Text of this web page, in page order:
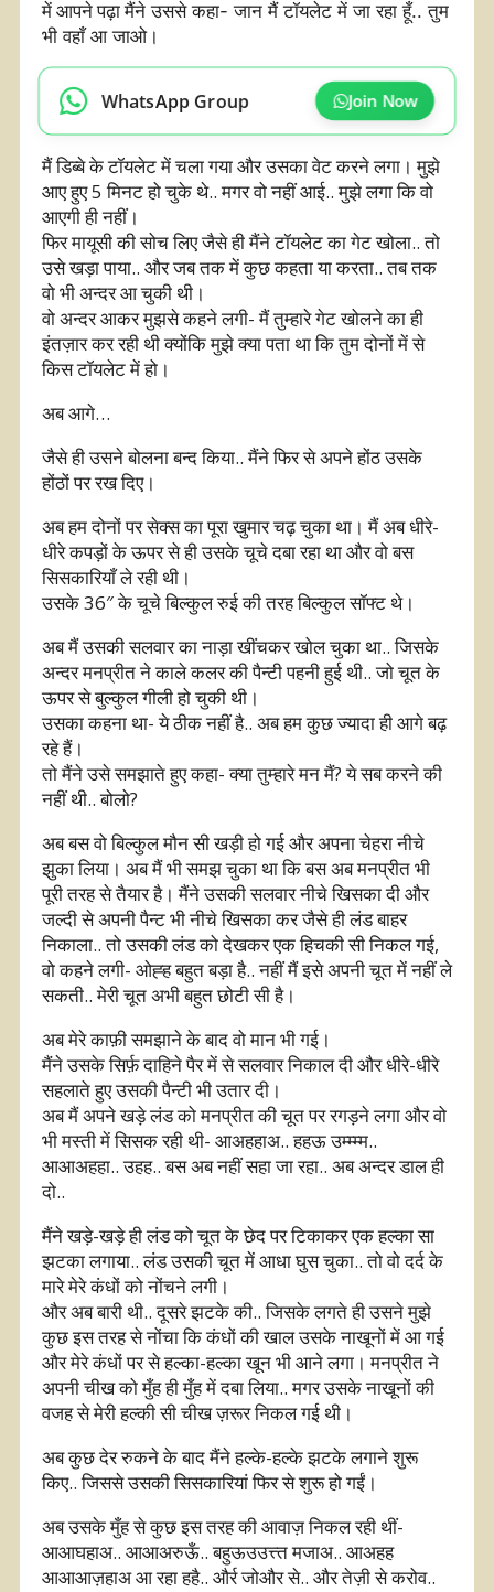
में आपने पढ़ामैंने उससे कहा- जान मैं टॉयलेट में जा रहा हूँ.. तुम
भी वहाँ आ जाओ।
WhatsApp Group Join Now
मैं डिब्बे के टॉयलेट में चला गया और उसका वेट करने लगा। मुझे
आए हुए 5 मिनट हो चुके थे.. मगर वो नहीं आई.. मुझे लगा कि वो
आएगी ही नहीं।
फिर मायूसी की सोच लिए जैसे ही मैंने टॉयलेट का गेट खोला.. तो
उसे खड़ा पाया.. और जब तक में कुछ कहता या करता.. तब तक
वो भी अन्दर आ चुकी थी।
वो अन्दर आकर मुझसे कहने लगी- मैं तुम्हारे गेट खोलने का ही
इंतज़ार कर रही थी क्योंकि मुझे क्या पता था कि तुम दोनों में से
किस टॉयलेट में हो।
अब आगे…
जैसे ही उसने बोलना बन्द किया.. मैंने फिर से अपने होंठ उसके
होंठों पर रख दिए।
अब हम दोनों पर सेक्स का पूरा खुमार चढ़ चुका था। मैं अब धीरे-
धीरे कपड़ों के ऊपर से ही उसके चूचे दबा रहा था और वो बस
सिसकारियाँ ले रही थी।
उसके 36″ के चूचे बिल्कुल रुई की तरह बिल्कुल सॉफ्ट थे।
अब मैं उसकी सलवार का नाड़ा खींचकर खोल चुका था.. जिसके
अन्दर मनप्रीत ने काले कलर की पैन्टी पहनी हुई थी.. जो चूत के
ऊपर से बुल्कुल गीली हो चुकी थी।
उसका कहना था- ये ठीक नहीं है.. अब हम कुछ ज्यादा ही आगे बढ़
रहे हैं।
तो मैंने उसे समझाते हुए कहा- क्या तुम्हारे मन मैं? ये सब करने की
नहीं थी.. बोलो?
अब बस वो बिल्कुल मौन सी खड़ी हो गई और अपना चेहरा नीचे
झुका लिया। अब मैं भी समझ चुका था कि बस अब मनप्रीत भी
पूरी तरह से तैयार है। मैंने उसकी सलवार नीचे खिसका दी और
जल्दी से अपनी पैन्ट भी नीचे खिसका कर जैसे ही लंड बाहर
निकाला.. तो उसकी लंड को देखकर एक हिचकी सी निकल गई,
वो कहने लगी- ओह्ह बहुत बड़ा है.. नहीं मैं इसे अपनी चूत में नहीं ले
सकती.. मेरी चूत अभी बहुत छोटी सी है।
अब मेरे काफ़ी समझाने के बाद वो मान भी गई।
मैंने उसके सिर्फ़ दाहिने पैर में से सलवार निकाल दी और धीरे-धीरे
सहलाते हुए उसकी पैन्टी भी उतार दी।
अब मैं अपने खड़े लंड को मनप्रीत की चूत पर रगड़ने लगा और वो
भी मस्ती में सिसक रही थी- आअहहाअ.. हहऊ उम्म्म्म..
आआअहहा.. उहह.. बस अब नहीं सहा जा रहा.. अब अन्दर डाल ही
दो..
मैंने खड़े-खड़े ही लंड को चूत के छेद पर टिकाकर एक हल्का सा
झटका लगाया.. लंड उसकी चूत में आधा घुस चुका.. तो वो दर्द के
मारे मेरे कंधों को नोंचने लगी।
और अब बारी थी.. दूसरे झटके की.. जिसके लगते ही उसने मुझे
कुछ इस तरह से नोंचा कि कंधों की खाल उसके नाखूनों में आ गई
और मेरे कंधों पर से हल्का-हल्का खून भी आने लगा। मनप्रीत ने
अपनी चीख को मुँह ही मुँह में दबा लिया.. मगर उसके नाखूनों की
वजह से मेरी हल्की सी चीख ज़रूर निकल गई थी।
अब कुछ देर रुकने के बाद मैंने हल्के-हल्के झटके लगाने शुरू
किए.. जिससे उसकी सिसकारियां फिर से शुरू हो गईं।
अब उसके मुँह से कुछ इस तरह की आवाज़ निकल रही थीं-
आआघहाअ.. आआअरुऊँ.. बहुऊउउत्त्त मजाअ.. आअहह
आआआज़हाअ आ रहा हहै.. और्र जोऔर से.. और तेज़ी से करोव..